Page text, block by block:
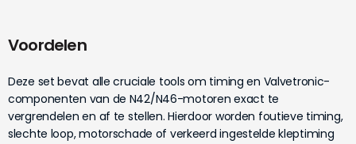
Voordelen
Deze set bevat alle cruciale tools om timing en Valvetronic-
componenten van de N42/N46-motoren exact te
vergrendelen en af te stellen. Hierdoor worden foutieve timing,
slechte loop, motorschade of verkeerd ingestelde kleptiming